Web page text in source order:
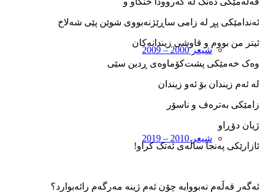
شیعر 2000 – 2009
شیعر 2010 – 2019
ئه‌ندامێکی پڕ له ‌زامی ساڕێژنه‌بووی شوێن پێی شه‌لاخ
ئیتر من بووم و قاوشی زیندانه‌کان
وه‌ک خه‌مێکی پشت‌کۆماوه‌ی ڕدین‌ سێی
له ‌ئه‌م زیندان بۆ ئه‌و زیندان
زامێکی به‌تره‌ف و ناسۆر
ژیان دۆڕاو
ئازارێکی په‌نجا ساڵه‌ی ئه‌تک کراو!
ئه‌گه‌ر قه‌ڵه‌م نه‌بووایه ‌چۆن ئه‌م ژینه‌ مه‌رگه‌م رائه‌بوارد؟